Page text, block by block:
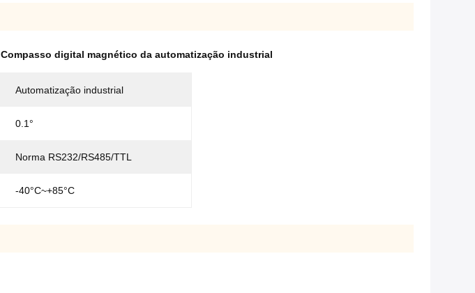
Compasso digital magnético da automatização industrial
Automatização industrial
0.1°
Norma RS232/RS485/TTL
-40°C~+85°C